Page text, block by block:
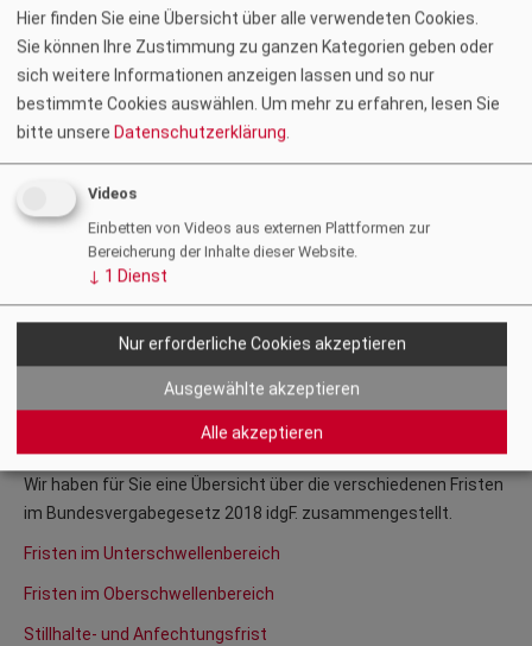
Hier finden Sie eine Übersicht über alle verwendeten Cookies.
Sie können Ihre Zustimmung zu ganzen Kategorien geben oder
sich weitere Informationen anzeigen lassen und so nur
bestimmte Cookies auswählen. Um mehr zu erfahren, lesen Sie
bitte unsere Datenschutzerklärung
Videos
Einbetten von Videos aus externen Plattformen zur
Bereicherung der Inhalte dieser Website.
↓ 1 Dienst
Nur erforderliche Cookies akzeptieren
Ausgewählte akzeptieren
Alle akzeptieren
Neue EU-Schwellenwerte ab 1.1.2024
Die von der Europäischen Kommission festgesetzten
Schwellenwerte für Auftragsvergabeverfahren ab 1. Jänner
2024 finden Siehier .
öffentliche:r Auftraggeber:in
€ 143.000,- für Dienst- und Lieferaufträge oberer und
oberster undesbehörden
Sektorenauftraggeber:innen
€ 443.000,- für Dienst- und Lieferaufträge im
Verteidigungsbereich
Fristen in Vergabeverfahren
Wir haben für Sie eine Übersicht über die verschiedenen Fristen
im Bundesvergabegesetz 2018 idgF. zusammengestellt.
Fristen im Unterschwellenbereich
Fristen im Oberschwellenbereich
Stillhalte- und Anfechtungsfrist